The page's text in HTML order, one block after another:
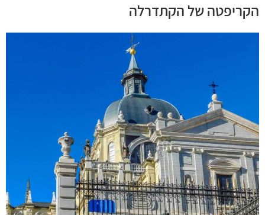
הקריפטה של הקתדרלה